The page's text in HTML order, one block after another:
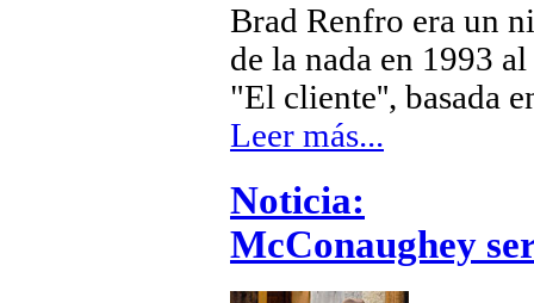
Brad Renfro era un
de la nada en 1993
"El cliente'', basada
Leer más...
Noticia:
McConaughey